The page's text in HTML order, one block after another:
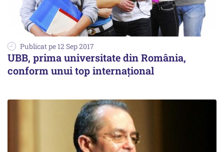
Publicat pe 12 Sep 2017
UBB, prima universitate din România,
conform unui top internațional